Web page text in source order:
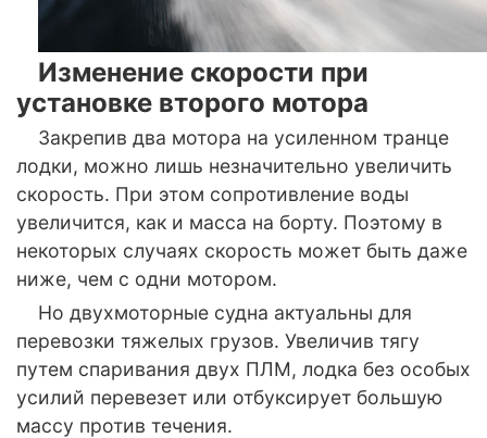
Изменение скорости при
установке второго мотора
Закрепив два мотора на усиленном транце
лодки, можно лишь незначительно увеличить
скорость. При этом сопротивление воды
увеличится, как и масса на борту. Поэтому в
некоторых случаях скорость может быть даже
ниже, чем с одни мотором.
Но двухмоторные судна актуальны для
перевозки тяжелых грузов. Увеличив тягу
путем спаривания двух ПЛМ, лодка без особых
усилий перевезет или отбуксирует большую
массу против течения.